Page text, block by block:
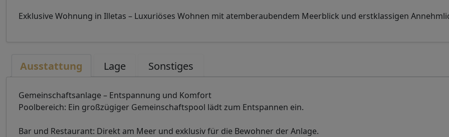
Exklusive Wohnung in Illetas – Luxuriöses Wohnen mit atemberaubendem Meerblick und erstklassigen
Ausstattung Lage Sonstiges
Gemeinschaftsanlage – Entspannung und Komfort
Poolbereich: Ein großzügiger Gemeinschaftspool lädt zum Entspannen ein.
Bar und Restaurant: Direkt am Meer und exklusiv für die Bewohner der Anlage.